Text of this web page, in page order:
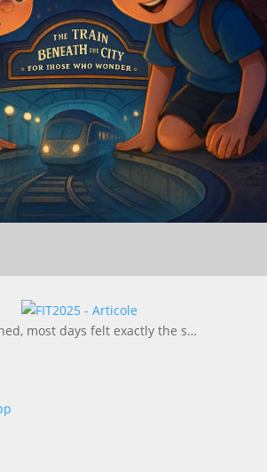
most days felt exactly the s…